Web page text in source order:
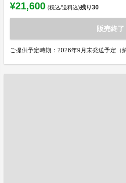
¥21,600 (税込/送料込)残り30
販売終了
ご提供予定時期：2026年9月末発送予定（